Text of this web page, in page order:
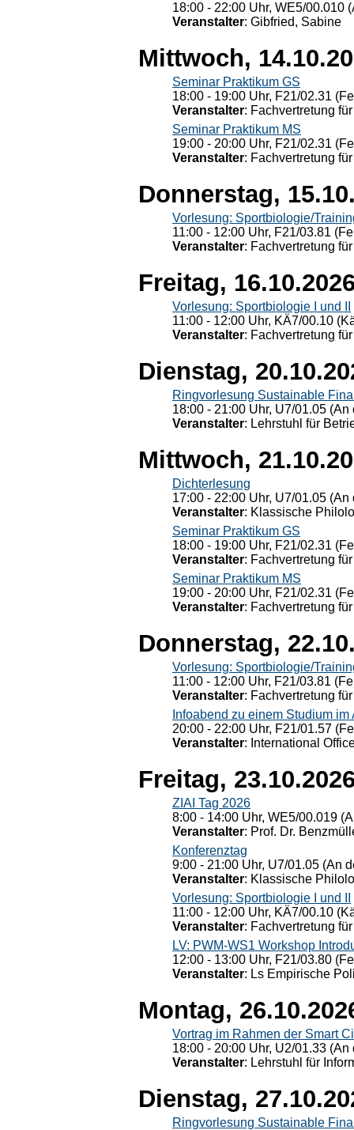
18:00 - 22:00 Uhr, WE5/00.010
Veranstalter: Gibfried, Sabine
Mittwoch,
Seminar Praktikum GS
18:00 - 19:00 Uhr, F21/02.31
Veranstalter: Fachvertretung
Seminar Praktikum MS
19:00 - 20:00 Uhr, F21/02.31
Veranstalter: Fachvertretung
Donnerstag,
Vorlesung: Sportbiologie/
11:00 - 12:00 Uhr, F21/03.81
Veranstalter: Fachvertretung
Freitag,
Vorlesung: Sportbiologie I und II
11:00 - 12:00 Uhr, KÄ7/00.10
Veranstalter: Fachvertretung
Dienstag,
Ringvorlesung Sustainable
18:00 - 21:00 Uhr, U7/01.05
Veranstalter: Lehrstuhl für
Mittwoch,
Dichterlesung
17:00 - 22:00 Uhr, U7/01.05
Veranstalter: Klassische
Seminar Praktikum GS
18:00 - 19:00 Uhr, F21/02.31
Veranstalter: Fachvertretung
Seminar Praktikum MS
19:00 - 20:00 Uhr, F21/02.31
Veranstalter: Fachvertretung
Donnerstag,
Vorlesung: Sportbiologie/
11:00 - 12:00 Uhr, F21/03.81
Veranstalter: Fachvertretung
Infoabend zu einem Studium im
20:00 - 22:00 Uhr, F21/01.57
Veranstalter: International
Freitag,
ZIAI Tag 2026
8:00 - 14:00 Uhr, WE5/00.019
Veranstalter: Prof. Dr.
Konferenztag
9:00 - 21:00 Uhr, U7/01.05 (An
Veranstalter: Klassische
Vorlesung: Sportbiologie I und II
11:00 - 12:00 Uhr, KÄ7/00.10
Veranstalter: Fachvertretung
LV: PWM-WS1 Workshop
12:00 - 13:00 Uhr, F21/03.80
Veranstalter: Ls Empirische
Montag,
Vortrag im Rahmen der Smart
18:00 - 20:00 Uhr, U2/01.33
Veranstalter: Lehrstuhl für
Dienstag,
Ringvorlesung Sustainable